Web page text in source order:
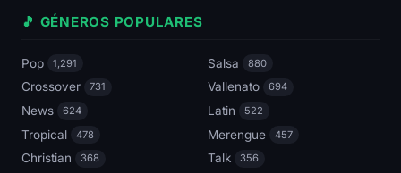
🎵 GÉNEROS POPULARES
Pop 1,291 Salsa 880
Crossover 731 Vallenato 694
News 624 Latin 522
Tropical 478 Merengue 457
Christian 368 Talk 356